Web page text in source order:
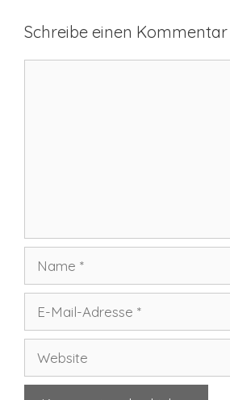
Schreibe einen Kommentar
Mail-
Adresse